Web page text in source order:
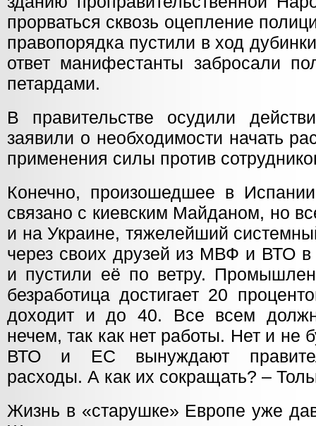
прорваться сквозь оцепление
правопорядка пустили в ход
ответ манифестанты забросали
петардами.
В правительстве осудили
заявили о необходимости начать
применения силы против
Конечно, произошедшее в
связано с киевским Майданом, но
и на Украине, тяжелейший
через своих друзей из МВФ и ВТО
и пустили её по ветру.
безработица достигает 20
доходит и до 40. Все всем
нечем, так как нет работы. Нет и не
ВТО и ЕС вынуждают
расходы. А как их сокращать? –
Жизнь в «старушке» Европе уже